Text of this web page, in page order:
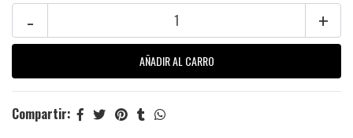
+
-
Compartir: